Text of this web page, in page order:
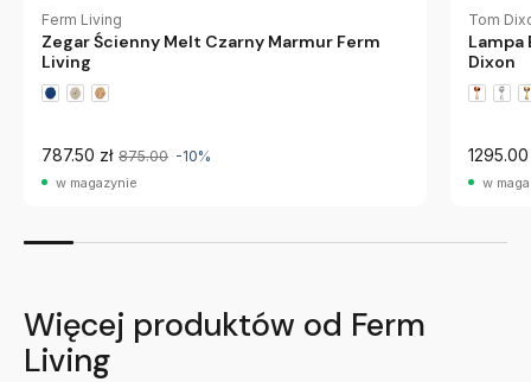
Ferm Living
Zegar Ścienny Melt Czarny Marmur Ferm
Living
787.50 zł 875.00 -10%
w magazynie
Tom
Lampa
Dixon
1295.00
w
Więcej produktów od Ferm
Living